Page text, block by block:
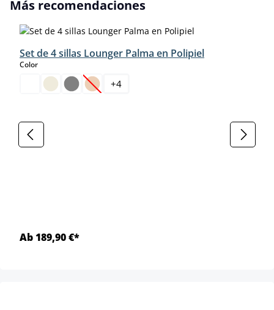
Más recomendaciones
Set de 4 sillas Lounger Palma en Polipiel
Colorselect
(Esta opción no está disponible en este
+4
Ab 189,90 €*